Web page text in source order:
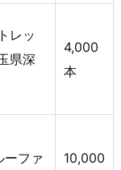
レッ
県深
4,000
本
ファ
10,000